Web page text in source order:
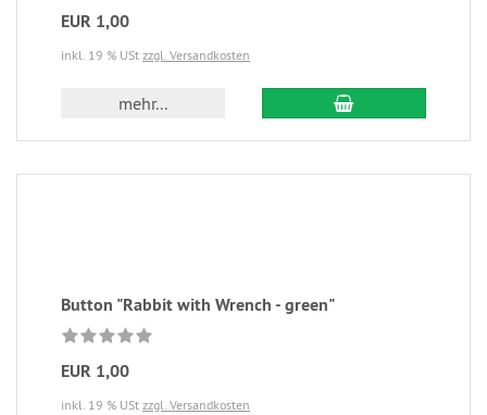
EUR 1,00
inkl. 19 % USt zzgl. Versandkosten
mehr...
Button "Rabbit with Wrench - green"
EUR 1,00
inkl. 19 % USt zzgl. Versandkosten